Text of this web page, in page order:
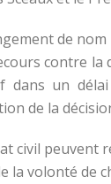
de
contre la
dans un
de la
civil peuvent
la volonté de